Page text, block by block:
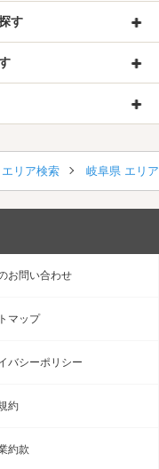
す
エリア検索 岐阜県 エリ
お問い合わせ
マップ
バシーポリシー
約
約款